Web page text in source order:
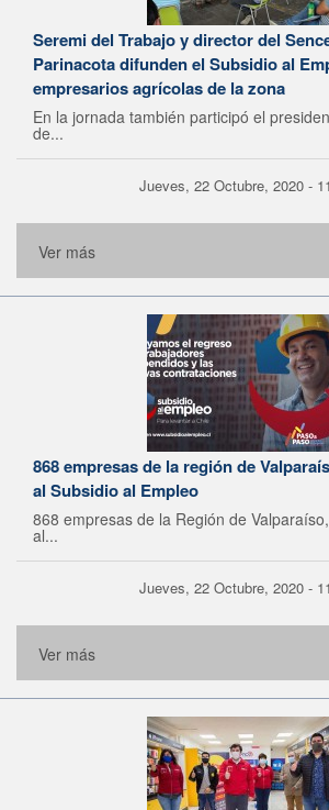
Seremi del Trabajo y director del
Parinacota difunden el Subsidio al
empresarios agrícolas de la zona
En la jornada también participó el
de...
Jueves, 22 Octubre, 2020 -
Ver más
868 empresas de la región de
al Subsidio al Empleo
868 empresas de la Región de
al...
Jueves, 22 Octubre, 2020 -
Ver más